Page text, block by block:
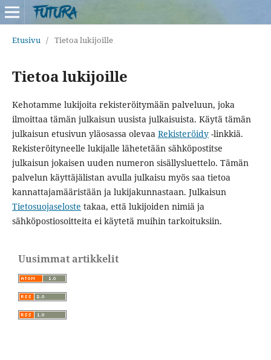
Etusivu / Tietoa lukijoille
Tietoa lukijoille
Kehotamme lukijoita rekisteröitymään palveluun, joka
ilmoittaa tämän julkaisun uusista julkaisuista. Käytä tämän
julkaisun etusivun yläosassa olevaa Rekisteröidy-linkkiä.
Rekisteröityneelle lukijalle lähetetään sähköpostitse
julkaisun jokaisen uuden numeron sisällysluettelo. Tämän
palvelun käyttäjälistan avulla julkaisu myös saa tietoa
kannattajamääristään ja lukijakunnastaan. Julkaisun
Tietosuojaseloste takaa, että lukijoiden nimiä ja
sähköpostiosoitteita ei käytetä muihin tarkoituksiin.
Uusimmat artikkelit